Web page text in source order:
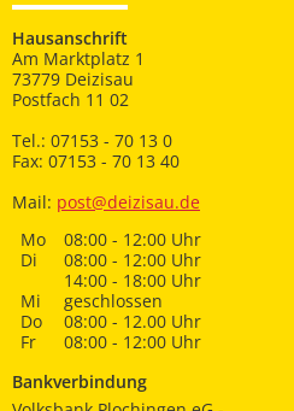
Hausanschrift
Am Marktplatz 1
73779 Deizisau
Postfach 11 02
Tel.: 07153 - 70 13 0
Fax: 07153 - 70 13 40
Mail: post@deizisau.de
Mo
08:00 - 12:00 Uhr
Di
08:00 - 12:00 Uhr
14:00 - 18:00 Uhr
Mi
geschlossen
Do
08:00 - 12.00 Uhr
Fr
08:00 - 12:00 Uhr
Bankverbindung